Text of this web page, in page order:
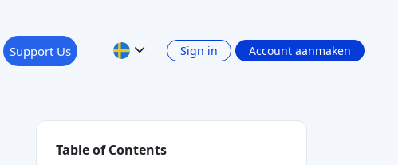
Support Us Sign in Account aanmaken
Table of Contents